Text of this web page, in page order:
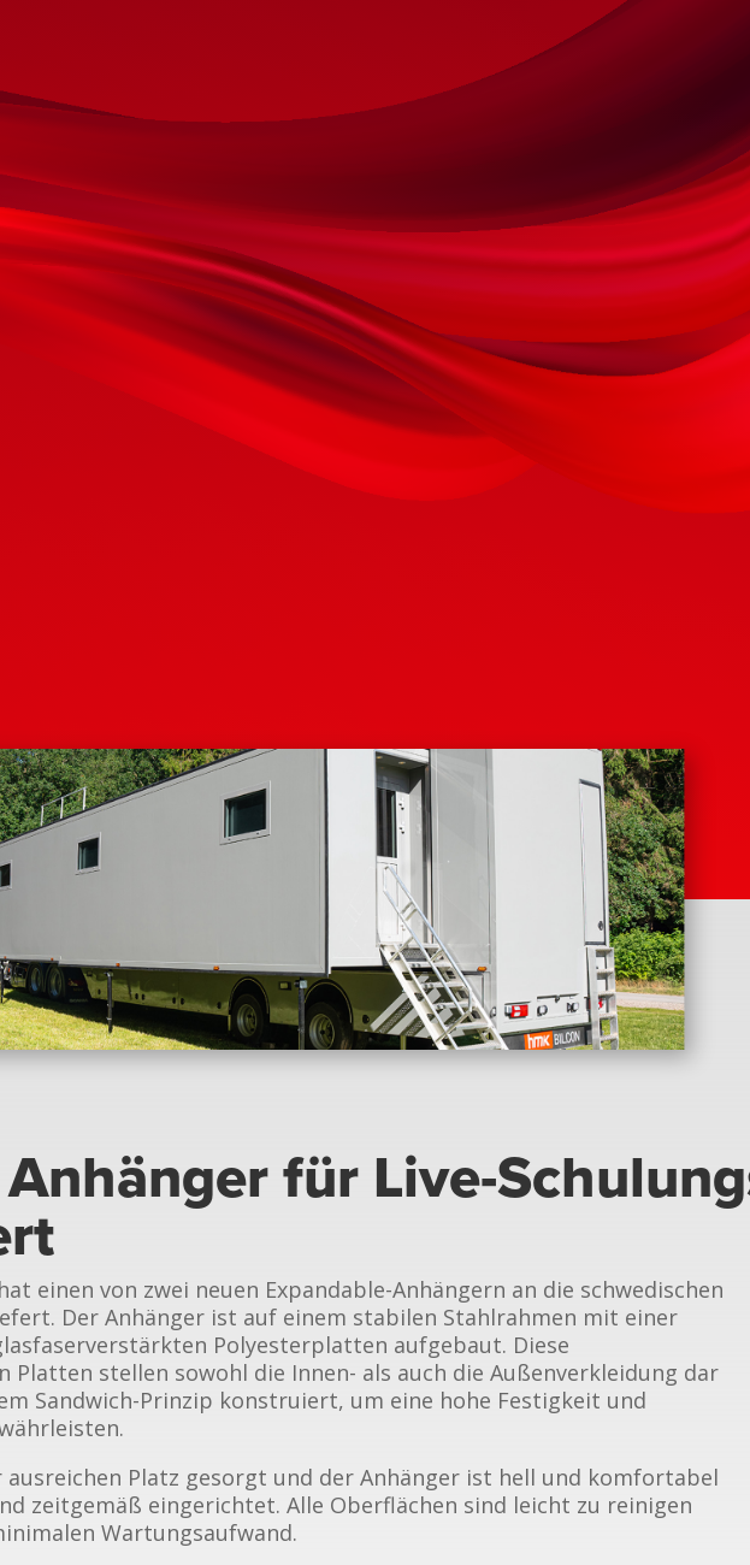
für Live-
einen von zwei neuen Expandable-Anhängern an die schwedischen
Der Anhänger ist auf einem stabilen Stahlrahmen mit einer
Polyesterplatten aufgebaut. Diese
Platten stellen sowohl die Innen- als auch die Außenverkleidung dar
Sandwich-Prinzip konstruiert, um eine hohe Festigkeit und
ausreichen Platz gesorgt und der Anhänger ist hell und komfortabel
zeitgemäß eingerichtet. Alle Oberflächen sind leicht zu reinigen
Wartungsaufwand.